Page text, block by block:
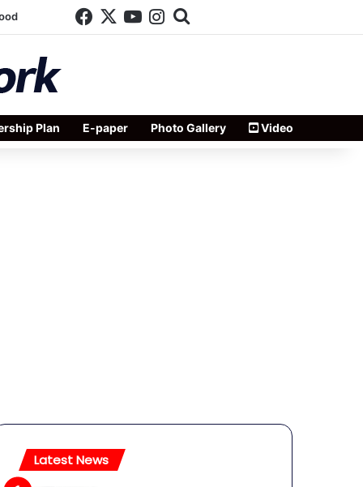
Facebook
X YouTube
Instagram
Search for
Plan E-paper Photo Gallery Video
Latest News